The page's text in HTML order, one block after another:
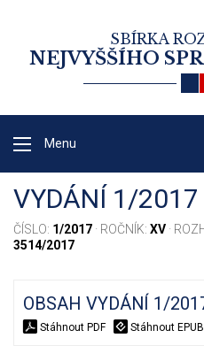
SBÍRKA
NEJVYŠŠÍHO
Menu
VYDÁNÍ 1/2017
ČÍSLO: 1/2017 · ROČNÍK: XV ·
3514/2017
OBSAH VYDÁNÍ 1/
Stáhnout PDF Stáhnout EPUB